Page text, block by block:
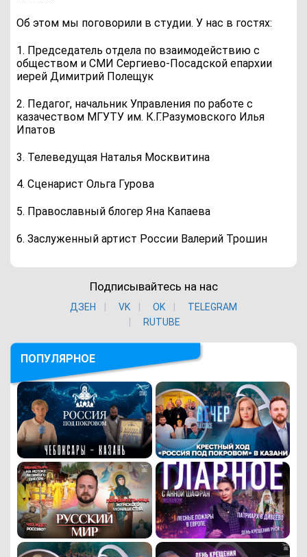
Об этом мы поговорили в студии. У нас в гостях:
1. Председатель отдела по взаимодействию с
обществом и СМИ Сергиево-Посадской епархии
иерей Димитрий Полещук
2. Педагог, начальник Управления по работе с
казачеством МГУТУ им. К.Г.Разумовского Илья
Ипатов
3. Телеведущая Наталья Москвитина
4. Сценарист Ольга Гурова
5. Православный блогер Яна Капаева
6. Заслуженный артист России Валерий Трошин
Подписывайтесь на нас
ДЗЕН VK ОK
TELEGRAM
RUTUBE
ПОПУЛЯРНОЕ